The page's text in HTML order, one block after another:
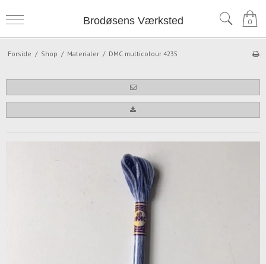
Brodøsens Værksted 0
Forside / Shop / Materialer / DMC multicolour 4235